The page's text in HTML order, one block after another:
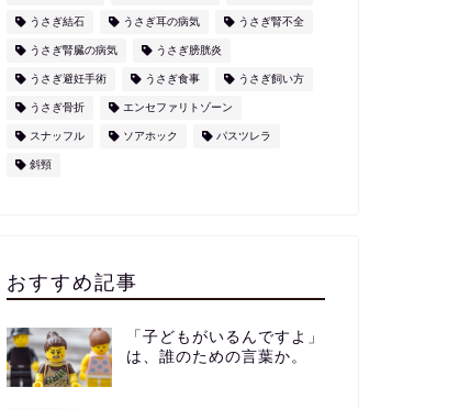
うさぎ結石 うさぎ耳の病気 うさぎ腎不全
うさぎ腎臓の病気 うさぎ膀胱炎
うさぎ避妊手術 うさぎ食事 うさぎ飼い方
うさぎ骨折 エンセファリトゾーン
スナッフル ソアホック パスツレラ
斜頸
おすすめ記事
「子どもがいるんですよ」
は、誰のための言葉か。